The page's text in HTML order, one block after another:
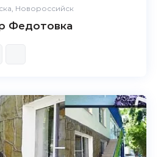
Новороссийск
Федотовка